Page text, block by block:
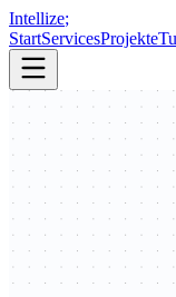
Intellize;
StartServicesProjekte